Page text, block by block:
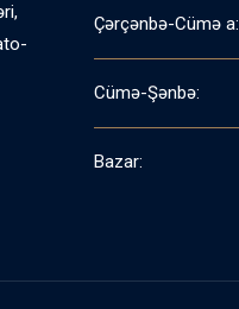
Çərçənbə-Cümə a:
Cümə-Şənbə:
Bazar: